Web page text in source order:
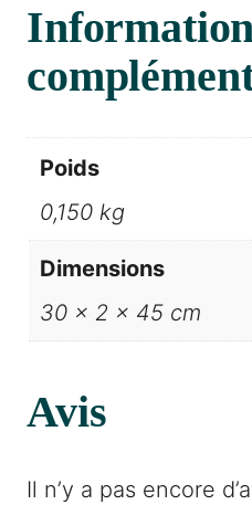
Poids
0,150 kg
Dimensions
30 × 2 × 45 cm
Avis
Il n’y a pas encore